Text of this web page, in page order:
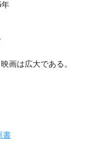
は広大である。
書